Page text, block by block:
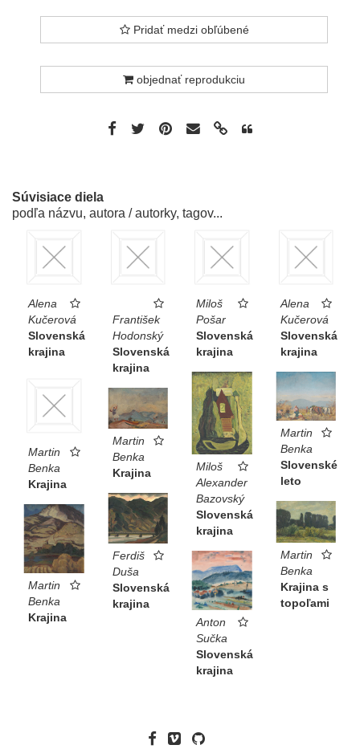
Pridať medzi obľúbené
objednať reprodukciu
Súvisiace diela
podľa názvu, autora / autorky, tagov...
Alena
Kučerová
Slovenská
krajina
František
Hodonský
Slovenská
krajina
Miloš
Pošar
Slovenská
krajina
Alena
Kučerová
Slovenská
krajina
Martin
Benka
Krajina
Miloš
Alexander
Bazovský
Slovenská
krajina
Martin
Benka
Slovenské
leto
Martin
Benka
Krajina
Ferdiš
Duša
Slovenská
krajina
Martin
Benka
Krajina s
topoľami
Martin
Benka
Krajina
Anton
Sučka
Slovenská
krajina